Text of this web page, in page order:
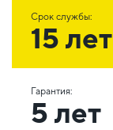
Срок службы:
15 лет
Гарантия:
5 лет